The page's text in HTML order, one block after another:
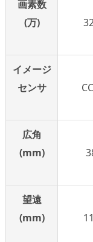
画素数
(万)
イメージ
センサ
広角
(mm)
望遠
(mm)